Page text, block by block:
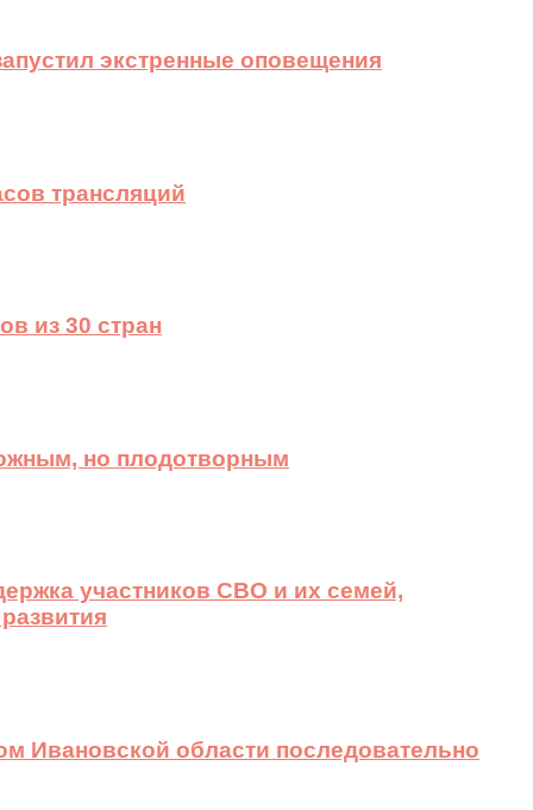
экстренные оповещения
трансляций
из 30 стран
но плодотворным
участников СВО и их семей,
Ивановской области последовательно